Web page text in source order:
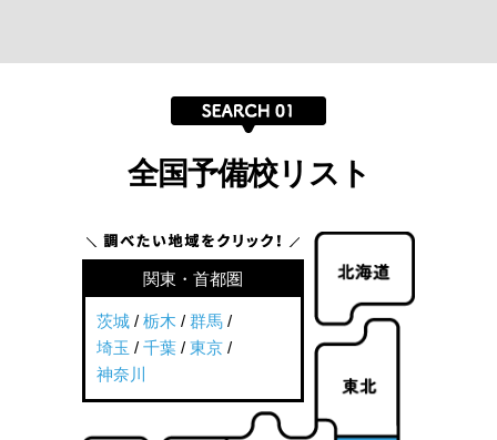
全国予備校リスト
関東・首都圏
茨城 / 栃木 / 群馬 /
埼玉 / 千葉 / 東京 /
神奈川